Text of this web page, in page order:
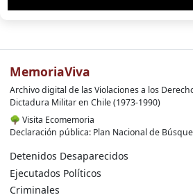
MemoriaViva
Archivo digital de las Violaciones a los
Dictadura Militar en Chile (1973-1990)
🌳 Visita Ecomemoria
Declaración pública: Plan Nacional de
Detenidos Desaparecidos
Ejecutados Políticos
Criminales